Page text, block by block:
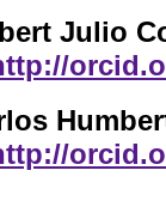
Julio